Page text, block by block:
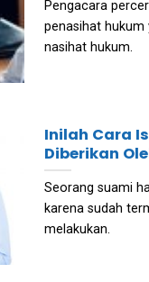
Pengacara
penasihat hukum
nasihat hukum.
Inilah Cara
Diberikan
Seorang suami
karena sudah
melakukan.